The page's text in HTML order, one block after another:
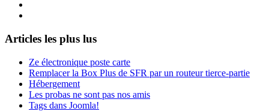
Articles les plus lus
Ze électronique poste carte
Remplacer la Box Plus de SFR par un routeur tierce-partie
Hébergement
Les probas ne sont pas nos amis
Tags dans Joomla!